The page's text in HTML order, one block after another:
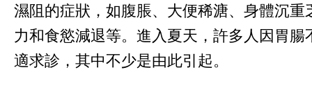
濕阻的症狀，如腹脹、大便稀溏、身體沉重
力和食慾減退等。進入夏天，許多人因胃腸
適求診，其中不少是由此引起。